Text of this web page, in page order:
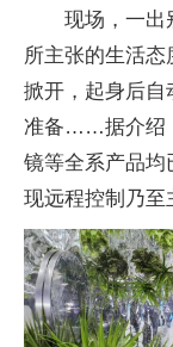
现场，一出
所主张的生活
掀开，起身后自
准备……据介绍
镜等全系产品均
现远程控制乃至